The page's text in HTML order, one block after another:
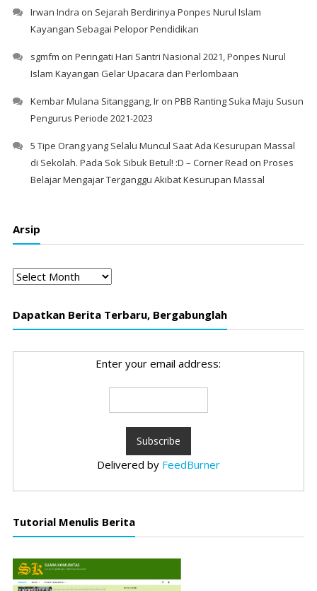
Irwan Indra on Sejarah Berdirinya Ponpes Nurul Islam
Kayangan Sebagai Pelopor Pendidikan
sgmfm on Peringati Hari Santri Nasional 2021, Ponpes Nurul
Islam Kayangan Gelar Upacara dan Perlombaan
Kembar Mulana Sitanggang, Iron PBB Ranting Suka Maju Susun
Pengurus Periode 2021-2023
5 Tipe Orang yang Selalu Muncul Saat Ada Kesurupan Massal
di Sekolah. Pada Sok Sibuk Betul! :D – Corner Read on Proses
Belajar Mengajar Terganggu Akibat Kesurupan Massal
Arsip
Arsip
Dapatkan Berita Terbaru, Bergabunglah
Enter your email address:
Delivered by FeedBurner
Tutorial Menulis Berita